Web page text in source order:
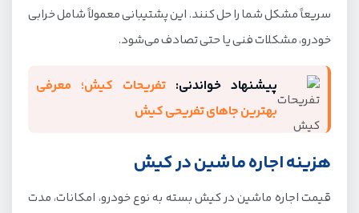
سریعاً مشکل شما را حل کنند. این پشتیبانی معمولاً شامل خرابی
خودرو، مشکلات فنی یا حتی تصادف می‌شود.
پیشنهاد خواندنی: تفریحات کیش؛ معرفی
بهترین جاهای تفریحی کیش
هزینه اجاره ماشین در کیش
قیمت اجاره ماشین در کیش بسته به نوع خودرو، امکانات، مدت